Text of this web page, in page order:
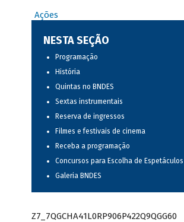
Ações
NESTA SEÇÃO
Programação
História
Quintas no BNDES
Sextas instrumentais
Reserva de ingressos
Filmes e festivais de cinema
Receba a programação
Concursos para Escolha de
Galeria BNDES
Z7_7QGCHA41L0RP906P422Q9QGG60